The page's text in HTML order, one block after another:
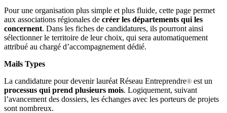
Pour une organisation plus simple et plus fluide, cette page permet
aux associations régionales de créer les départements qui les
concernent. Dans les fiches de candidatures, ils pourront ainsi
sélectionner le territoire de leur choix, qui sera automatiquement
attribué au chargé d’accompagnement dédié.
Mails Types
La candidature pour devenir lauréat Réseau Entreprendre® est un
processus qui prend plusieurs mois. Logiquement, suivant
l’avancement des dossiers, les échanges avec les porteurs de projets
sont nombreux.